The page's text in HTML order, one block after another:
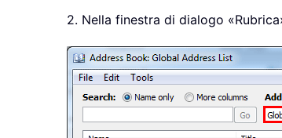
2. Nella finestra di dialogo